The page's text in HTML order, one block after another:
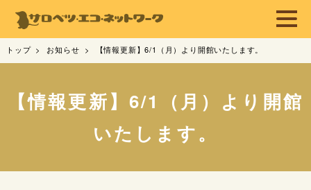
トップ お知らせ 【情報更新】6/1（月）より開館いたします。
【情報更新】6/1（月）より開館
いたします。